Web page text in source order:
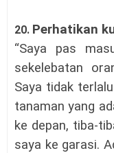
20. Perhatikan
“Saya pas
sekelebatan
Saya tidak
tanaman yang
ke depan, tiba-
saya ke garasi.